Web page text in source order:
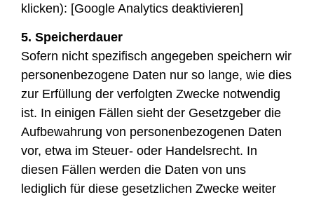
klicken): [Google Analytics deaktivieren]
5. Speicherdauer
Sofern nicht spezifisch angegeben speichern wir
personenbezogene Daten nur so lange, wie dies
zur Erfüllung der verfolgten Zwecke notwendig
ist. In einigen Fällen sieht der Gesetzgeber die
Aufbewahrung von personenbezogenen Daten
vor, etwa im Steuer- oder Handelsrecht. In
diesen Fällen werden die Daten von uns
lediglich für diese gesetzlichen Zwecke weiter